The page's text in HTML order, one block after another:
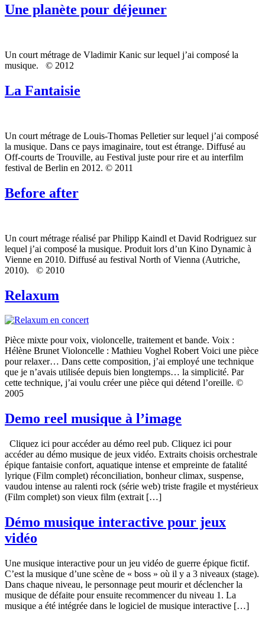
Une planète pour déjeuner
Un court métrage de Vladimir Kanic sur lequel j’ai composé la
musique. © 2012
La Fantaisie
Un court métrage de Louis-Thomas Pelletier sur lequel j’ai composé
la musique. Dans ce pays imaginaire, tout est étrange. Diffusé au
Off-courts de Trouville, au Festival juste pour rire et au interfilm
festival de Berlin en 2012. © 2011
Before after
Un court métrage réalisé par Philipp Kaindl et David Rodriguez sur
lequel j’ai composé la musique. Produit lors d’un Kino Dynamic à
Vienne en 2010. Diffusé au festival North of Vienna (Autriche,
2010). © 2010
Relaxum
Pièce mixte pour voix, violoncelle, traitement et bande. Voix :
Hélène Brunet Violoncelle : Mathieu Voghel Robert Voici une pièce
pour relaxer… Dans cette composition, j’ai employé une technique
que je n’avais utilisée depuis bien longtemps… la simplicité. Par
cette technique, j’ai voulu créer une pièce qui détend l’oreille. ©
2005
Demo reel musique à l’image
Cliquez ici pour accéder au démo reel pub. Cliquez ici pour
accéder au démo musique de jeux vidéo. Extraits choisis orchestrale
épique fantaisie confort, aquatique intense et empreinte de fatalité
lyrique (Film complet) réconciliation, bonheur climax, suspense,
vaudou intense au ralenti rock (série web) triste fragile et mystérieux
(Film complet) son vieux film (extrait […]
Démo musique interactive pour jeux
vidéo
Une musique interactive pour un jeu vidéo de guerre épique fictif.
C’est la musique d’une scène de « boss » où il y a 3 niveaux (stage).
Dans chaque niveau, le personnage peut mourir et déclencher la
musique de défaite pour ensuite recommencer du niveau 1. La
musique a été intégrée dans le logiciel de musique interactive […]